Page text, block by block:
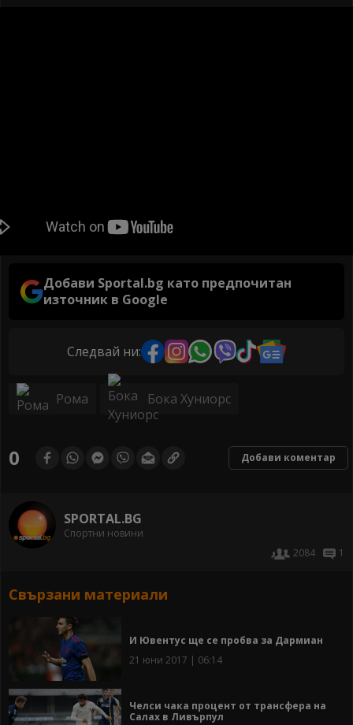
Добави Sportal.bg като предпочитан
източник в Google
Следвай ни:
Рома Бока Хуниорс
0 Добави коментар
SPORTAL.BG
Спортни новини
2084
1
Свързани материали
И Ювентус ще се пробва за Дармиан
21 юни 2017 | 06:14
Челси чака процент от трансфера на
Салах в Ливърпул